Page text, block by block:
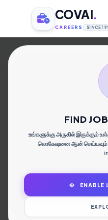
COVAI.
CAREERS SINCE
FIND
உங்களுக்கு அருகில் இருக்கும்
லொகேஷனை ஆன் செய்யவும்.
ENABLE